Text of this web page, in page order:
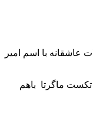
عاشقانه با اسم امیر
ماگرتا باهم